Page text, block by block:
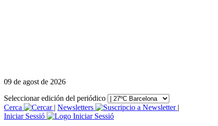
09 de agost de 2026
Seleccionar edición del periódico
Cerca
| Newsletters
|
Iniciar Sessió